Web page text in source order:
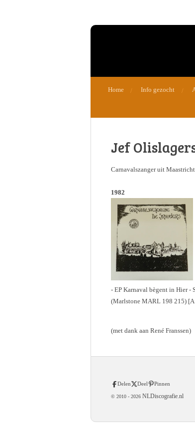
Home Info gezocht
Jef
Carnavalszanger uit
1982
- EP Karnaval bègent in Hier -
(Marlstone MARL 198 215)
(met dank aan René Franssen)
Delen Deel Pinnen
© 2010 - 2026 NLDiscografie.nl